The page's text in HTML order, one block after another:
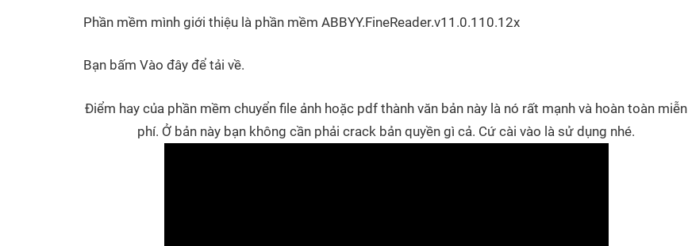
Phần mềm mình giới thiệu là phần mềm ABBYY.FineReader.v11.0.110.12x
Bạn bấm Vào đây để tải về.
Điểm hay của phần mềm chuyển file ảnh hoặc pdf thành văn bản này là nó rất mạnh và hoàn toàn miễn
phí. Ở bản này bạn không cần phải crack bản quyền gì cả. Cứ cài vào là sử dụng nhé.